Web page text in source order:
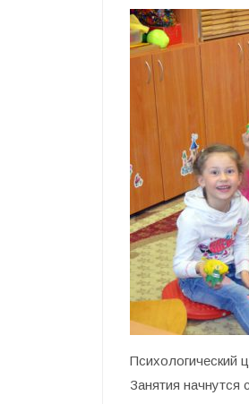
Психологический
Занятия